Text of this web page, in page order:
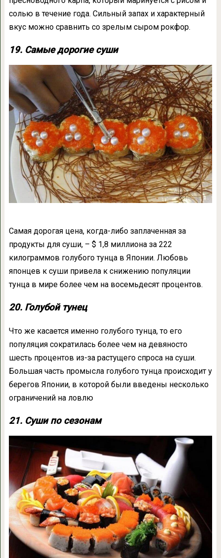
солью в течение года. Сильный запах и характерный
вкус можно сравнить со зрелым сыром рокфор.
19. Самые дорогие суши
Самая дорогая цена, когда-либо заплаченная за
продукты для суши, – $ 1,8 миллиона за 222
килограммов голубого тунца в Японии. Любовь
японцев к суши привела к снижению популяции
тунца в мире более чем на восемьдесят процентов.
20. Голубой тунец
Что же касается именно голубого тунца, то его
популяция сократилась более чем на девяносто
шесть процентов из-за растущего спроса на суши.
Большая часть промысла голубого тунца происходит у
берегов Японии, в которой были введены несколько
ограничений на ловлю
21. Суши по сезонам